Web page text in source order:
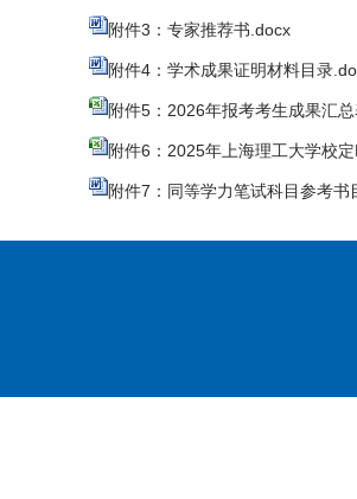
附件3：专家推荐书.docx
附件4：学术成果证明材料目录
附件5：2026年报考考生成果汇
附件6：2025年上海理工大学校
附件7：同等学力笔试科目参考书